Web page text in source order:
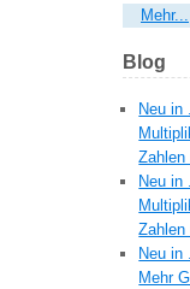
Mehr...
Blog
Neu in
Neu in
Neu in
Mehr